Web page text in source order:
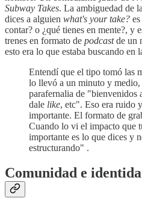
Subway Takes. La ambiguedad de
dices a alguien what's your take?
contar? o ¿qué tienes en mente?, y
trenes en formato de podcastde un
esto era lo que estaba buscando en
Entendí que el tipo tomó las
lo llevó a un minuto y medio,
parafernalia de "bienvenidos
dale like, etc". Eso era ruido
importante. El formato de
Cuando lo vi el impacto que
importante es lo que dices y
estructurando" .
Comunidad e